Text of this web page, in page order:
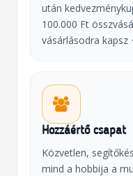
után
100.000 Ft
vásárlásodra kapsz
Hozzáértő csapat
Közvetlen,
mind a hobbija a